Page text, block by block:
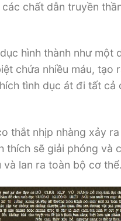
chất dẫn truyền
hình thành như
chứa nhiều máu, tạo
tình dục át đi tất
thắt nhịp nhàng xảy
thích sẽ giải phóng và
lan ra toàn bộ cơ thể.